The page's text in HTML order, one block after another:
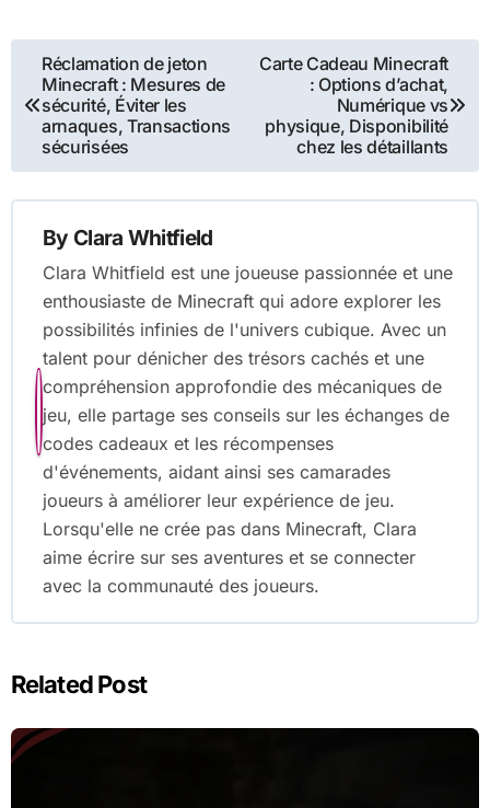
Post
navigation
Réclamation de jeton
Minecraft : Mesures de
sécurité, Éviter les
arnaques, Transactions
sécurisées
Carte Cadeau Minecraft
: Options d’achat,
Numérique vs
physique, Disponibilité
chez les détaillants
By Clara Whitfield
Clara Whitfield est une joueuse passionnée et une
enthousiaste de Minecraft qui adore explorer les
possibilités infinies de l'univers cubique. Avec un
talent pour dénicher des trésors cachés et une
compréhension approfondie des mécaniques de
jeu, elle partage ses conseils sur les échanges de
codes cadeaux et les récompenses
d'événements, aidant ainsi ses camarades
joueurs à améliorer leur expérience de jeu.
Lorsqu'elle ne crée pas dans Minecraft, Clara
aime écrire sur ses aventures et se connecter
avec la communauté des joueurs.
Related Post